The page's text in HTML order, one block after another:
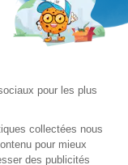
de Presse
Presse